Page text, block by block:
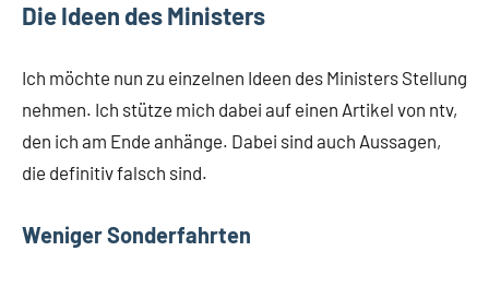
Die Ideen des Ministers
Ich möchte nun zu einzelnen Ideen des Ministers Stellung
nehmen. Ich stütze mich dabei auf einen Artikel von ntv,
den ich am Ende anhänge. Dabei sind auch Aussagen,
die definitiv falsch sind.
Weniger Sonderfahrten